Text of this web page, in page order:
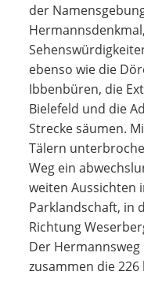
der
ebenso wie die
Ibbenbüren, die
Bielefeld und die
Strecke säumen.
Tälern
Weg ein
weiten Aussichten
Parklandschaft, in
Richtung
Der
zusammen die 226